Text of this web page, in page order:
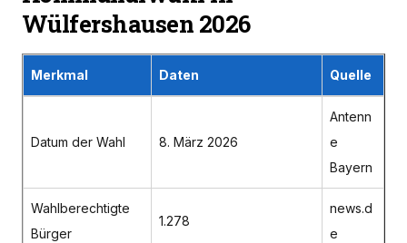
Wülfershausen 2026
Merkmal Daten Quelle
Datum der Wahl 8. März 2026
Antenn
e
Bayern
Wahlberechtigte
Bürger
1.278
news.d
e